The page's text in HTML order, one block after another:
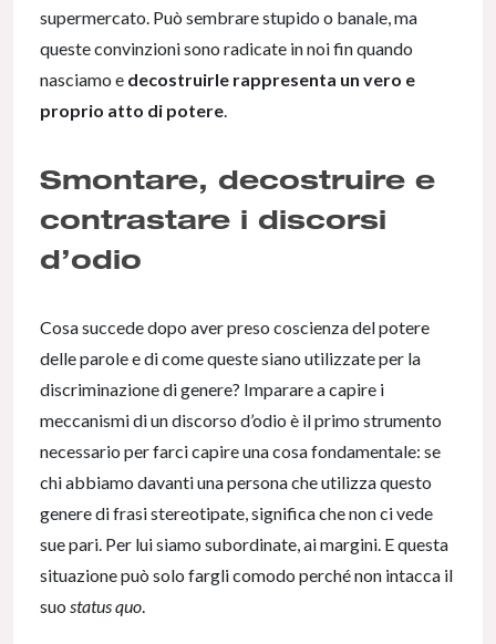
supermercato. Può sembrare stupido o banale, ma
queste convinzioni sono radicate in noi fin quando
nasciamo e decostruirle rappresenta un vero e
proprio atto di potere.
Smontare, decostruire e
contrastare i discorsi
d’odio
Cosa succede dopo aver preso coscienza del potere
delle parole e di come queste siano utilizzate per la
discriminazione di genere? Imparare a capire i
meccanismi di un discorso d’odio è il primo strumento
necessario per farci capire una cosa fondamentale: se
chi abbiamo davanti una persona che utilizza questo
genere di frasi stereotipate, significa che non ci vede
sue pari. Per lui siamo subordinate, ai margini. E questa
situazione può solo fargli comodo perché non intacca il
suo status quo.